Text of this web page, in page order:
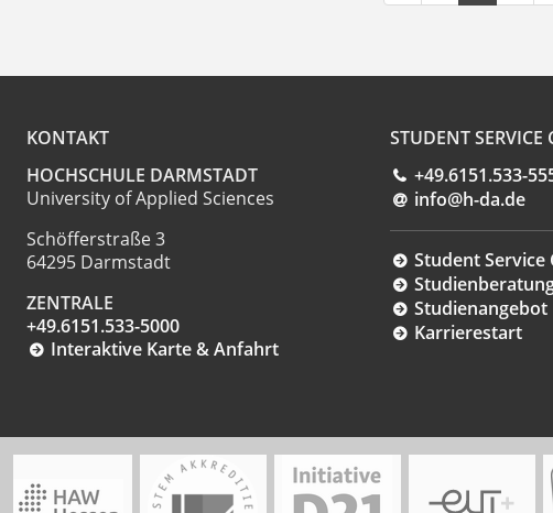
KONTAKT
HOCHSCHULE DARMSTADT
University of Applied Sciences
Schöfferstraße 3
64295 Darmstadt
ZENTRALE
+49.6151.533-5000
Interaktive Karte & Anfahrt
STUDENT SERVICE
+49.6151.533-
info@h-da.de
Student Service
Studienangebot
Karrierestart